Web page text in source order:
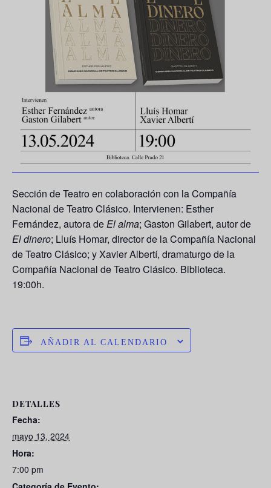
Sección de Teatro en colaboración con la Compañía
Nacional de Teatro Clásico. Intervienen: Esther
Fernández, autora deEl alma; Gaston Gilabert, autor de
El dinero; Lluís Homar, director de la Compañía Nacional
de Teatro Clásico; y Xavier Albertí, dramaturgo de la
Compañía Nacional de Teatro Clásico. Biblioteca.
19:00h.
AÑADIR AL CALENDARIO
DETALLES
Fecha:
mayo 13, 2024
Hora:
7:00 pm